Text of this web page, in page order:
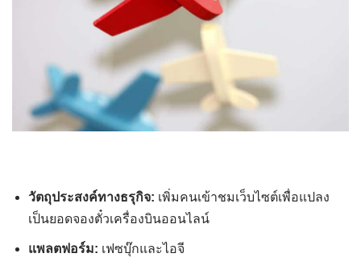
วัตถุประสงค์ทางธรุกิจ: เพิ่มคนเข้าชมเว็บไซต์เพื่อแปลง
เป็นยอดจองตั๋วเครื่องบินออนไลน์
แพลตฟอร์ม: เฟซบุ๊กและไอจี